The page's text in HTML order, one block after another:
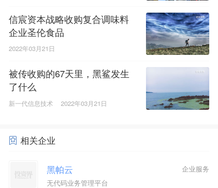
信宸资本战略收购复合调味料
企业圣伦食品
2022年03月21日
被传收购的67天里，黑鲨发生
了什么
新一代信息技术 2022年03月21日
相关企业
黑帕云
无代码业务管理平台
企业服务